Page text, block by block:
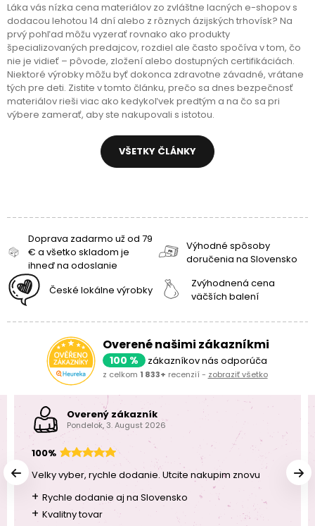
Láka vás nízka cena materiálov zo zvláštne lacných e-shopov s
dodacou lehotou 14 dní alebo z rôznych ázijských trhovísk? Na
prvý pohľad môžu vyzerať rovnako ako produkty
špecializovaných predajcov, rozdiel ale často spočíva v tom, čo
nie je vidieť – pôvode, zložení alebo dostupných certifikáciách.
Niektoré výrobky môžu byť dokonca zdravotne závadné, vrátane
tých pre deti. Zistite v tomto článku, prečo sa dnes bezpečnosť
materiálov rieši viac ako kedykoľvek predtým a na čo sa pri
výbere zamerať, aby ste nakupovali s istotou.
VŠETKY ČLÁNKY
Doprava zadarmo už od 79
€ a všetko skladom je
ihneď na odoslanie
Výhodné spôsoby
doručenia na Slovensko
České lokálne výrobky
Zvýhodnená cena
väčších balení
Overené našimi zákazníkmi
100 % zákazníkov nás odporúča
z celkom 1 833+ recenzií - zobraziť všetko
Overený zákazník
Pondelok, 3. August 2026
100%
Velky vyber, rychle dodanie. Utcite nakupim znovu
+ Rychle dodanie aj na Slovensko
+ Kvalitny tovar